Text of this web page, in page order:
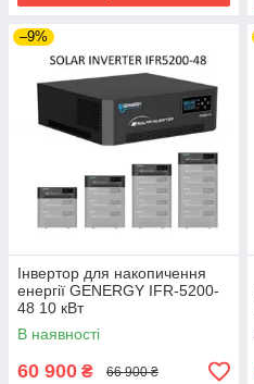
–9%
Інвертор для накопичення
енергії GENERGY IFR-5200-
48 10 кВт
В наявності
60 900 ₴ 66 900 ₴